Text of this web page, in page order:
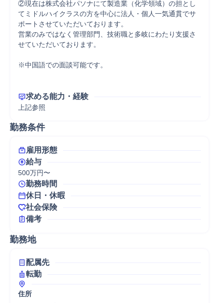
②現在は株式会社パソナにて製造業（化学領域）の担とし
てミドルハイクラスの方を中心に法人・個人一気通貫でサ
ポートさせていただいております。
営業のみではなく管理部門、技術職と多岐にわたり支援さ
せていただいております。
※中国語での面談可能です。
求める能力・経験
上記参照
勤務条件
雇用形態
給与
500万円〜
勤務時間
休日・休暇
社会保険
備考
勤務地
配属先
転勤
住所